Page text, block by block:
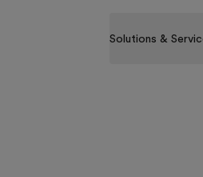
Solutions &